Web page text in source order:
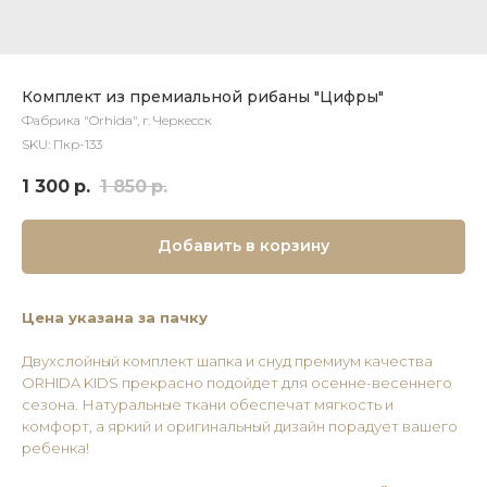
Комплект из премиальной рибаны "Цифры"
Фабрика "Orhida", г. Черкесск
SKU: Пкр-133
1 300 р. 1 850 р.
Добавить в корзину
Цена указана за пачку
Двухслойный комплект шапка и снуд премиум качества
ORHIDA KIDS прекрасно подойдет для осенне-весеннего
сезона. Натуральные ткани обеспечат мягкость и
комфорт, а яркий и оригинальный дизайн порадует вашего
ребенка!